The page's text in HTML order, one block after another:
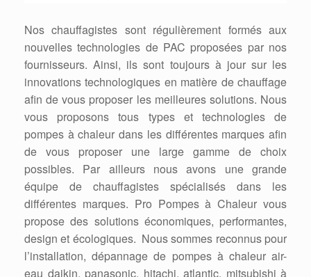
Nos chauffagistes sont régulièrement formés aux
nouvelles technologies de PAC proposées par nos
fournisseurs. Ainsi, ils sont toujours à jour sur les
innovations technologiques en matière de chauffage
afin de vous proposer les meilleures solutions. Nous
vous proposons tous types et technologies de
pompes à chaleur dans les différentes marques afin
de vous proposer une large gamme de choix
possibles. Par ailleurs nous avons une grande
équipe de chauffagistes spécialisés dans les
différentes marques. Pro Pompes à Chaleur vous
propose des solutions économiques, performantes,
design et écologiques. Nous sommes reconnus pour
l’installation, dépannage de pompes à chaleur air-
eau daikin, panasonic, hitachi, atlantic, mitsubishi à